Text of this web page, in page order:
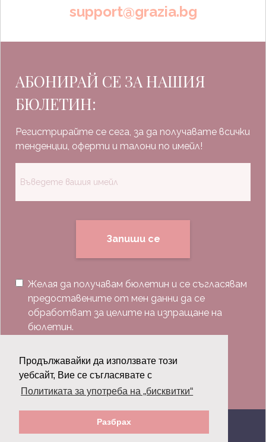
Продължавайки да използвате този
уебсайт, Вие се съгласявате с
Политиката за употреба на „бисквитки“
Разбрах
support@grazia.bg
АБОНИРАЙ СЕ ЗА НАШИЯ
БЮЛЕТИН:
Регистрирайте се сега, за да получавате всички
тенденции, оферти и талони по имейл!
Запиши се
Желая да получавам бюлетин и се съгласявам
предоставените от мен данни да се
обработват за целите на изпращане на
бюлетин.
Последвай ни:
© 2026 Grazia.bg - Всички права запазени